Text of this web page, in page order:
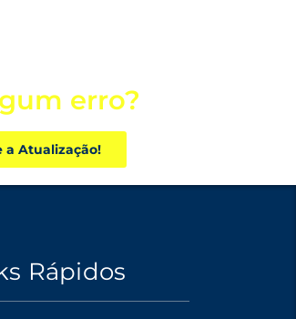
erro?
a Atualização!
Rápidos